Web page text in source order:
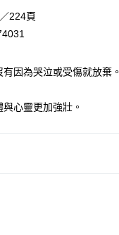
含以上)免運費
含以上)免運費
含以上)免運費
224頁
因為哭泣或受傷就放棄。
心靈更加強壯。